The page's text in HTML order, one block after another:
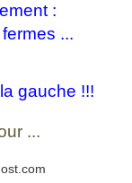
:
...
gauche !!!
...